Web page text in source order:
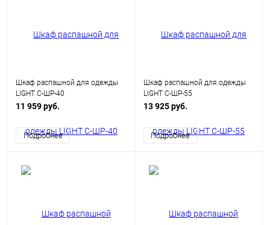
Шкаф распашной для одежды
LIGHT С-ШР-40
11 959 руб.
Подробнее
Шкаф распашной для одежды
LIGHT С-ШР-55
13 925 руб.
Подробнее